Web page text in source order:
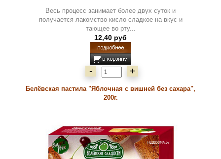
Весь процесс занимает более двух суток и
получается лакомство кисло-сладкое на вкус и
тающее во рту...
12,40 руб
- +
Белёвская пастила "Яблочная с вишней без сахара",
200г.